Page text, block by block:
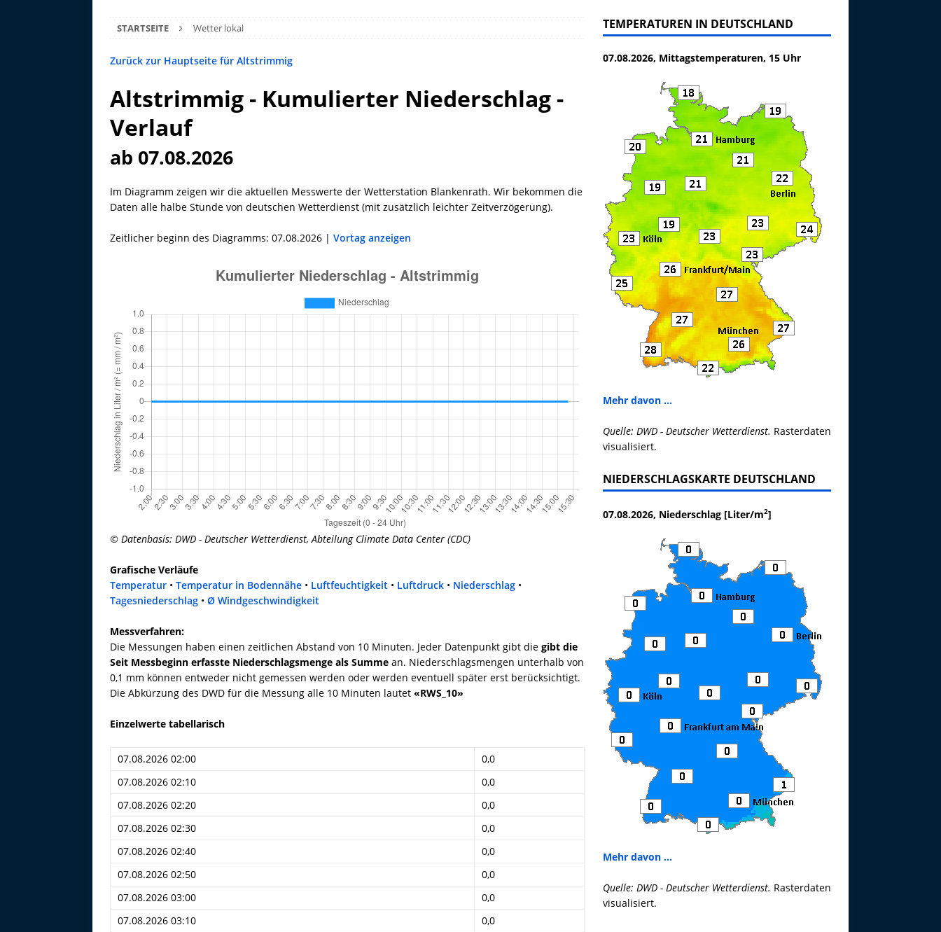
STARTSEITE Wetter lokal
Zurück zur Hauptseite für Altstrimmig
Altstrimmig - Kumulierter Niederschlag -
Verlauf
ab 07.08.2026
Im Diagramm zeigen wir die aktuellen Messwerte der Wetterstation Blankenrath. Wir bekommen die
Daten alle halbe Stunde von deutschen Wetterdienst (mit zusätzlich leichter Zeitverzögerung).
Zeitlicher beginn des Diagramms: 07.08.2026 | Vortag anzeigen
© Datenbasis: DWD - Deutscher Wetterdienst, Abteilung Climate Data Center (CDC)
Grafische Verläufe
Temperatur • Temperatur in Bodennähe • Luftfeuchtigkeit • Luftdruck • Niederschlag •
Tagesniederschlag • Ø Windgeschwindigkeit
Messverfahren:
Die Messungen haben einen zeitlichen Abstand von 10 Minuten. Jeder Datenpunkt gibt die gibt die
Seit Messbeginn erfasste Niederschlagsmenge als Summe an. Niederschlagsmengen unterhalb von
0,1 mm können entweder nicht gemessen werden oder werden eventuell später erst berücksichtigt.
Die Abkürzung des DWD für die Messung alle 10 Minuten lautet «RWS_10»
Einzelwerte tabellarisch
07.08.2026 02:00
0,0
07.08.2026 02:10
0,0
07.08.2026 02:20
0,0
07.08.2026 02:30
0,0
07.08.2026 02:40
0,0
07.08.2026 02:50
0,0
07.08.2026 03:00
0,0
07.08.2026 03:10
0,0
TEMPERATUREN IN DEUTSCHLAND
07.08.2026, Mittagstemperaturen, 15 Uhr
Mehr davon ...
Quelle: DWD - Deutscher Wetterdienst. Rasterdaten
visualisiert.
NIEDERSCHLAGSKARTE DEUTSCHLAND
07.08.2026, Niederschlag [Liter/m2]
Mehr davon ...
Quelle: DWD - Deutscher Wetterdienst. Rasterdaten
visualisiert.